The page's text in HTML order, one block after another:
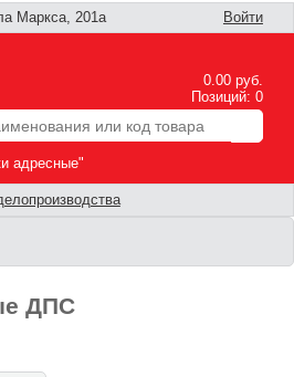
Маркса, 201а Войти
0.00 руб.
Позиций: 0
адресные"
ДПС